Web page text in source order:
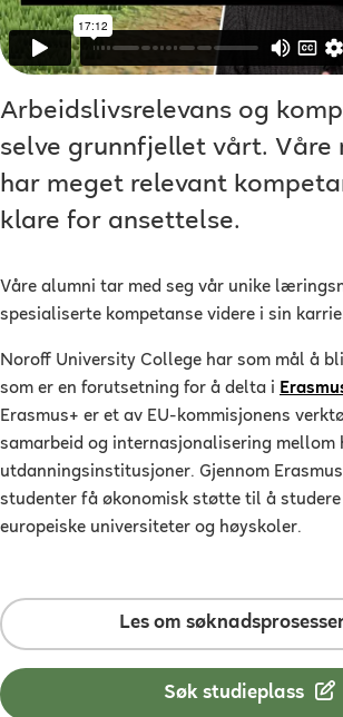
Arbeidslivsrelevans og
selve grunnfjellet vårt. Våre
har meget relevant
klare for ansettelse.
Våre alumni tar med seg vår unike
spesialiserte kompetanse videre i sin
Noroff University College har som mål å
som er en forutsetning for å delta i
Erasmus+ er et av EU-kommisjonens
samarbeid og internasjonalisering mellom
utdanningsinstitusjoner. Gjennom
studenter få økonomisk støtte til å
europeiske universiteter og høyskoler.
Les om
Søk studieplass